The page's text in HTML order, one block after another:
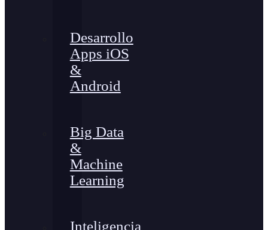
Desarrollo
Apps iOS
&
Android
Big Data
&
Machine
Learning
Inteligencia